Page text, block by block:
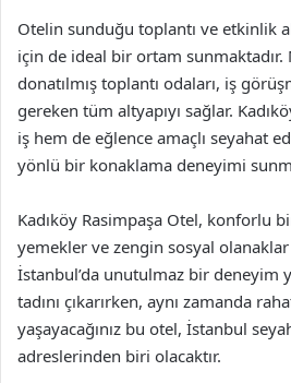
Otelin sunduğu toplantı ve etkinlik
için de ideal bir ortam
donatılmış toplantı odaları, iş
gereken tüm altyapıyı sağlar.
iş hem de eğlence amaçlı seyahat
yönlü bir konaklama deneyimi
Kadıköy Rasimpaşa Otel, konforlu
yemekler ve zengin sosyal
İstanbul’da unutulmaz bir deneyim
tadını çıkarırken, aynı zamanda
yaşayacağınız bu otel, İstanbul
adreslerinden biri olacaktır.